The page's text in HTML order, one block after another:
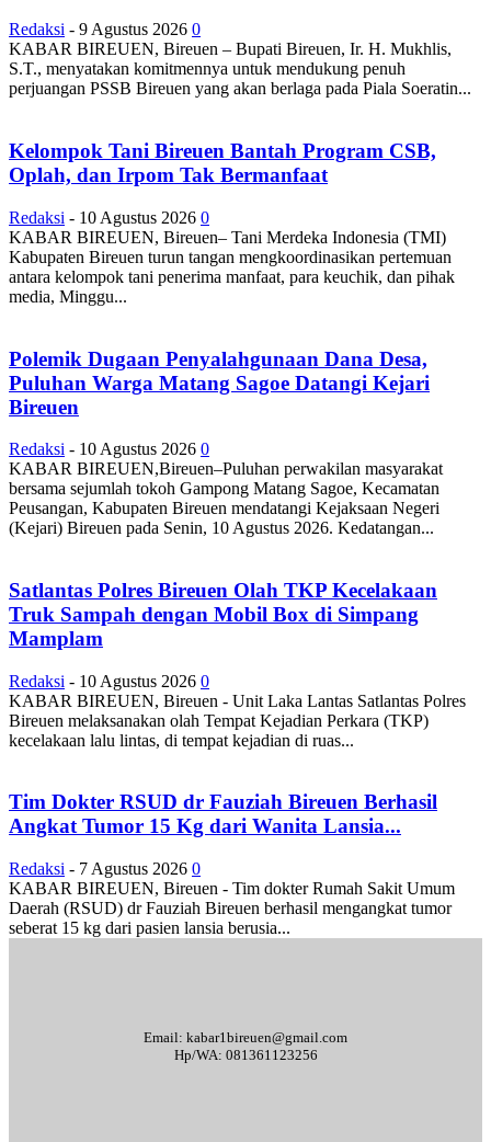
Redaksi - 9 Agustus 2026 0
KABAR BIREUEN, Bireuen – Bupati Bireuen, Ir. H. Mukhlis,
S.T., menyatakan komitmennya untuk mendukung penuh
perjuangan PSSB Bireuen yang akan berlaga pada Piala Soeratin...
Kelompok Tani Bireuen Bantah Program CSB,
Oplah, dan Irpom Tak Bermanfaat
Redaksi - 10 Agustus 2026 0
KABAR BIREUEN, Bireuen– Tani Merdeka Indonesia (TMI)
Kabupaten Bireuen turun tangan mengkoordinasikan pertemuan
antara kelompok tani penerima manfaat, para keuchik, dan pihak
media, Minggu...
Polemik Dugaan Penyalahgunaan Dana Desa,
Puluhan Warga Matang Sagoe Datangi Kejari
Bireuen
Redaksi - 10 Agustus 2026 0
KABAR BIREUEN,Bireuen–Puluhan perwakilan masyarakat
bersama sejumlah tokoh Gampong Matang Sagoe, Kecamatan
Peusangan, Kabupaten Bireuen mendatangi Kejaksaan Negeri
(Kejari) Bireuen pada Senin, 10 Agustus 2026. Kedatangan...
Satlantas Polres Bireuen Olah TKP Kecelakaan
Truk Sampah dengan Mobil Box di Simpang
Mamplam
Redaksi - 10 Agustus 2026 0
KABAR BIREUEN, Bireuen - Unit Laka Lantas Satlantas Polres
Bireuen melaksanakan olah Tempat Kejadian Perkara (TKP)
kecelakaan lalu lintas, di tempat kejadian di ruas...
Tim Dokter RSUD dr Fauziah Bireuen Berhasil
Angkat Tumor 15 Kg dari Wanita Lansia...
Redaksi - 7 Agustus 2026 0
KABAR BIREUEN, Bireuen - Tim dokter Rumah Sakit Umum
Daerah (RSUD) dr Fauziah Bireuen berhasil mengangkat tumor
seberat 15 kg dari pasien lansia berusia...
Email: kabar1bireuen@gmail.com
Hp/WA: 081361123256